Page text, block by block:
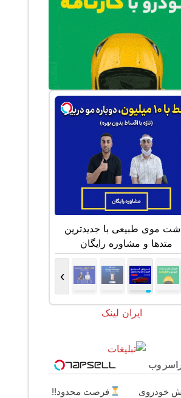
موی طبیعی با جدیدترین
متدها و مشاوره رایگان
›
وب
خودروی
فرصت محدود!!